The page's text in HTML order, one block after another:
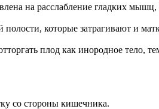
на расслабление гладких
которые затрагивают и
плод как инородное тело,
со стороны кишечника.